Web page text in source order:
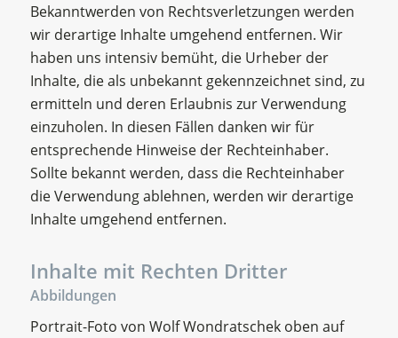
Bekanntwerden von Rechtsverletzungen werden
wir derartige Inhalte umgehend entfernen. Wir
haben uns intensiv bemüht, die Urheber der
Inhalte, die als unbekannt gekennzeichnet sind, zu
ermitteln und deren Erlaubnis zur Verwendung
einzuholen. In diesen Fällen danken wir für
entsprechende Hinweise der Rechteinhaber.
Sollte bekannt werden, dass die Rechteinhaber
die Verwendung ablehnen, werden wir derartige
Inhalte umgehend entfernen.
Inhalte mit Rechten Dritter
Abbildungen
Portrait-Foto von Wolf Wondratschek oben auf